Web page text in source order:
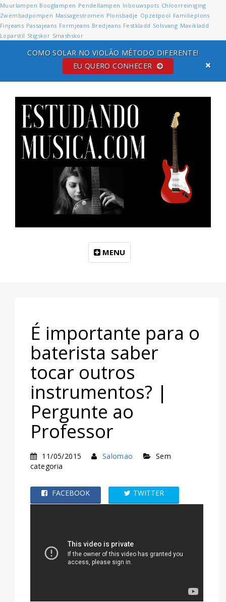
Muurlampen Booglampen Pendellampen Inbouwspots Chloorreiniging
Zwembadpompen Massagestromen Plonsbadje Opzetpool Familieplons
Finjeans Passajeans Formjeans Bredjeans Festkladd Solsvang Maxikladd
Loparstil Stigskor Smashskor
EU QUERO CONHECER
MENU
É importante para o
baterista saber
tocar outros
instrumentos? |
Pergunte ao
Professor
11/05/2015 Salomao
Sem
categoria
FACEBOOK TWITTER